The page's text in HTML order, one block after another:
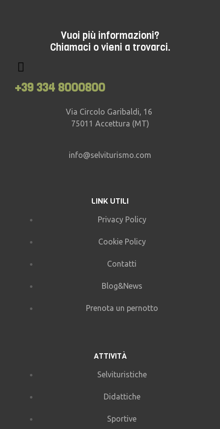
Vuoi più informazioni?
Chiamaci o vieni a trovarci.
+39 334 8000800
Via Circolo Garibaldi, 16
75011 Accettura (MT)
info@selviturismo.com
LINK UTILI
Privacy Policy
Cookie Policy
Contatti
Blog&News
Prenota un pernotto
ATTIVITÀ
Selvituristiche
Didattiche
Sportive